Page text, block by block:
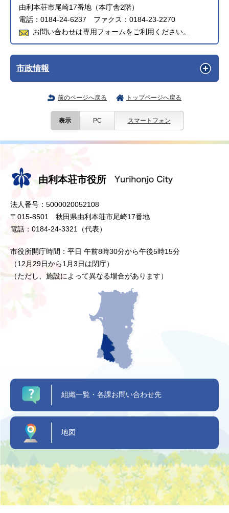
由利本荘市尾崎17番地（本庁舎2階）
電話：0184-24-6237 ファクス：0184-23-2270
お問い合わせは専用フォームをご利用ください。
市政情報
前のページへ戻る トップページへ戻る
表示 PC スマートフォン
由利本荘市役所
法人番号：5000020052108
〒015-8501 秋田県由利本荘市尾崎17番地
電話：0184-24-3321（代表）
市役所開庁時間：平日 午前8時30分から午後5時15分
（12月29日から1月3日は閉庁）
（ただし、施設によって異なる場合があります）
組織一覧・各課お問い合わせ先
地図